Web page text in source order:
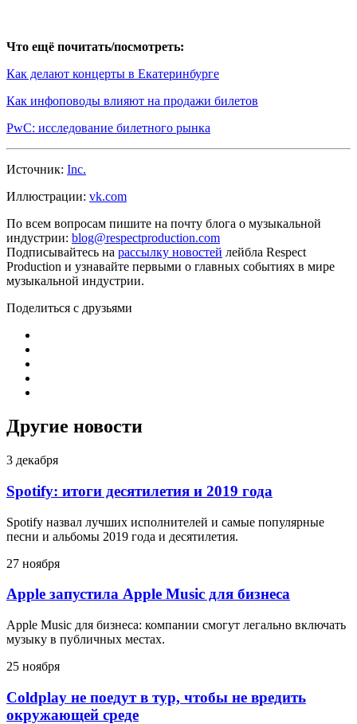
Что ещё почитать/посмотреть:
Как делают концерты в Екатеринбурге
Как инфоповоды влияют на продажи билетов
PwC: исследование билетного рынка
Источник: Inc.
Иллюстрации: vk.com
По всем вопросам пишите на почту блога о музыкальной
индустрии: blog@respectproduction.com
Подписывайтесь на рассылку новостей лейбла Respect
Production и узнавайте первыми о главных событиях в мире
музыкальной индустрии.
Поделиться с друзьями
Другие новости
3 декабря
Spotify: итоги десятилетия и 2019 года
Spotify назвал лучших исполнителей и самые популярные
песни и альбомы 2019 года и десятилетия.
27 ноября
Apple запустила Apple Music для бизнеса
Apple Music для бизнеса: компании смогут легально включать
музыку в публичных местах.
25 ноября
Coldplay не поедут в тур, чтобы не вредить
окружающей среде